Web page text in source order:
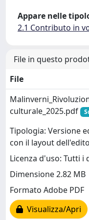
Appare nelle
2.1 Contributo in
File in questo
File
culturale_2025.pdf
Tipologia: Versione
con il layout
Licenza d'uso: Tutti
Dimensione 2.82 MB
Formato Adobe PDF
Visualizza/Apri